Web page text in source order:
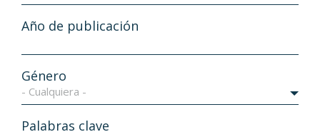
Año de publicación
Género
- Cualquiera -
Palabras clave